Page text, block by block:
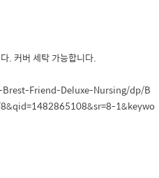
. 커버 세탁 가능합니다.
Friend-Deluxe-Nursing/dp/B
1&keywo